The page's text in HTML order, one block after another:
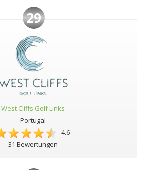
29
West Cliffs Golf Links
Portugal
4.6
31 Bewertungen